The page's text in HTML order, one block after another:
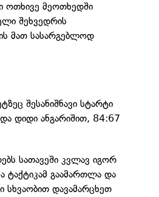
ოთხივე მეოთხედში
შეხვედრის
მათ სასარგებლოდ
შესანიშნავი სტარტი
დიდი ანგარიშით, 84:67
სათავეში კვლავ იგორ
ტაქტიკამ გაამართლა და
დავამარცხეთ